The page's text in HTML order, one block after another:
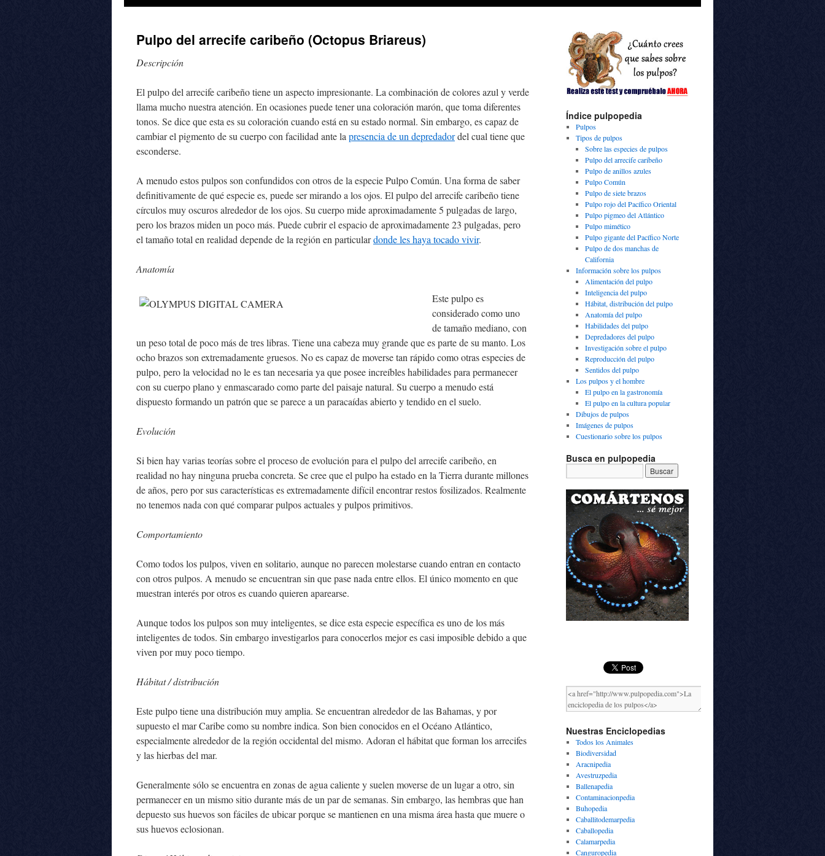
contenido
Pulpo del arrecife caribeño (Octopus Briareus)
Descripción
El pulpo del arrecife caribeño tiene un aspecto impresionante. La combinación de colores azul y verde
llama mucho nuestra atención. En ocasiones puede tener una coloración marón, que toma diferentes
tonos. Se dice que esta es su coloración cuando está en su estado normal. Sin embargo, es capaz de
cambiar el pigmento de su cuerpo con facilidad ante la presencia de un depredadordel cual tiene que
esconderse.
A menudo estos pulpos son confundidos con otros de la especie Pulpo Común. Una forma de saber
definitivamente de qué especie es, puede ser mirando a los ojos. El pulpo del arrecife caribeño tiene
círculos muy oscuros alrededor de los ojos. Su cuerpo mide aproximadamente 5 pulgadas de largo,
pero los brazos miden un poco más. Puede cubrir el espacio de aproximadamente 23 pulgadas, pero
el tamaño total en realidad depende de la región en particulardonde les haya tocado vivir.
Anatomía
Este pulpo es
considerado como uno
de tamaño mediano, con
un peso total de poco más de tres libras. Tiene una cabeza muy grande que es parte de su manto. Los
ocho brazos son extremadamente gruesos. No es capaz de moverse tan rápido como otras especies de
pulpo, pero la velocidad no le es tan necesaria ya que posee increíbles habilidades para permanecer
con su cuerpo plano y enmascarado como parte del paisaje natural. Su cuerpo a menudo está
dispuesto formando un patrón que se parece a un paracaídas abierto y tendido en el suelo.
Evolución
Si bien hay varias teorías sobre el proceso de evolución para el pulpo del arrecife caribeño, en
realidad no hay ninguna prueba concreta. Se cree que el pulpo ha estado en la Tierra durante millones
de años, pero por sus características es extremadamente difícil encontrar restos fosilizados. Realmente
no tenemos nada con qué comparar pulpos actuales y pulpos primitivos.
Comportamiento
Como todos los pulpos, viven en solitario, aunque no parecen molestarse cuando entran en contacto
con otros pulpos. A menudo se encuentran sin que pase nada entre ellos. El único momento en que
muestran interés por otros es cuando quieren aparearse.
Aunque todos los pulpos son muy inteligentes, se dice esta especie específica es uno de los más
inteligentes de todos. Sin embargo investigarlos para conocerlos mejor es casi imposible debido a que
viven por muy poco tiempo.
Hábitat / distribución
Este pulpo tiene una distribución muy amplia. Se encuentran alrededor de las Bahamas, y por
supuesto el mar Caribe como su nombre indica. Son bien conocidos en el Océano Atlántico,
especialmente alrededor de la región occidental del mismo. Adoran el hábitat que forman los arrecifes
y las hierbas del mar.
Generalmente sólo se encuentra en zonas de agua caliente y suelen moverse de un lugar a otro, sin
permanecer en un mismo sitio durante más de un par de semanas. Sin embargo, las hembras que han
depuesto sus huevos son fáciles de ubicar porque se mantienen en una misma área hasta que muere o
sus huevos eclosionan.
Índice pulpopedia
Pulpos
Tipos de pulpos
Sobre las especies de pulpos
Pulpo del arrecife caribeño
Pulpo de anillos azules
Pulpo Común
Pulpo de siete brazos
Pulpo rojo del Pacífico Oriental
Pulpo pigmeo del Atlántico
Pulpo mimético
Pulpo gigante del Pacífico Norte
Pulpo de dos manchas de
California
Información sobre los pulpos
Alimentación del pulpo
Inteligencia del pulpo
Hábitat, distribución del pulpo
Anatomía del pulpo
Habilidades del pulpo
Depredadores del pulpo
Investigación sobre el pulpo
Reproducción del pulpo
Sentidos del pulpo
Los pulpos y el hombre
El pulpo en la gastronomía
El pulpo en la cultura popular
Dibujos de pulpos
Imágenes de pulpos
Cuestionario sobre los pulpos
Busca en pulpopedia
Nuestras Enciclopedias
Todos los Animales
Biodiversidad
Aracnipedia
Avestruzpedia
Ballenapedia
Contaminacionpedia
Buhopedia
Caballitodemarpedia
Caballopedia
Calamarpedia
Canguropedia